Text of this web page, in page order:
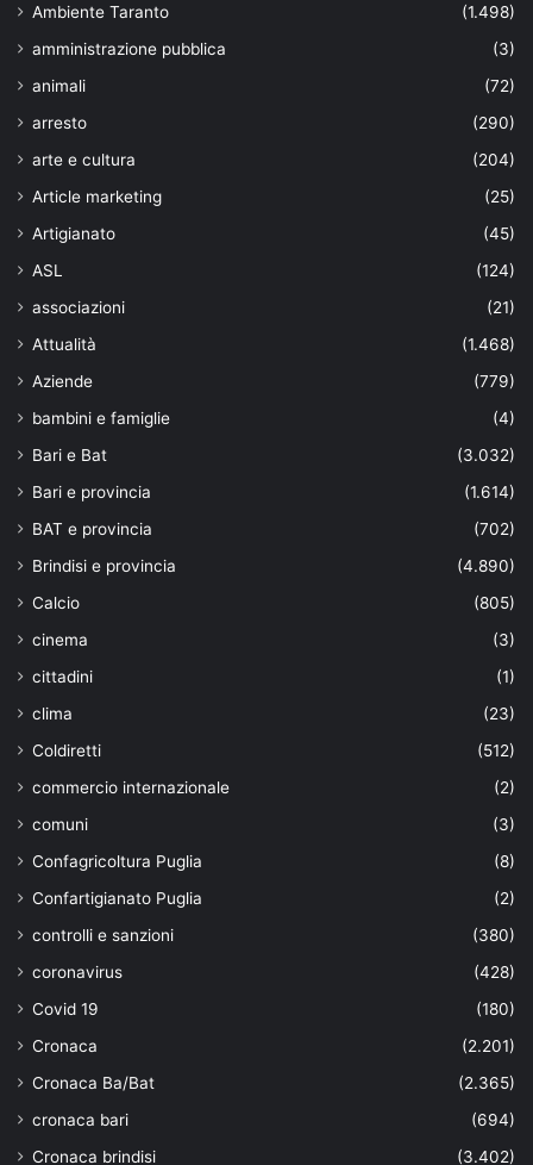
Ambiente Taranto
(1.498)
amministrazione pubblica
(3)
animali
(72)
arresto
(290)
arte e cultura
(204)
Article marketing
(25)
Artigianato
(45)
ASL
(124)
associazioni
(21)
Attualità
(1.468)
Aziende
(779)
bambini e famiglie
(4)
Bari e Bat
(3.032)
Bari e provincia
(1.614)
BAT e provincia
(702)
Brindisi e provincia
(4.890)
Calcio
(805)
cinema
(3)
cittadini
(1)
clima
(23)
Coldiretti
(512)
commercio internazionale
(2)
comuni
(3)
Confagricoltura Puglia
(8)
Confartigianato Puglia
(2)
controlli e sanzioni
(380)
coronavirus
(428)
Covid 19
(180)
Cronaca
(2.201)
Cronaca Ba/Bat
(2.365)
cronaca bari
(694)
Cronaca brindisi
(3.402)